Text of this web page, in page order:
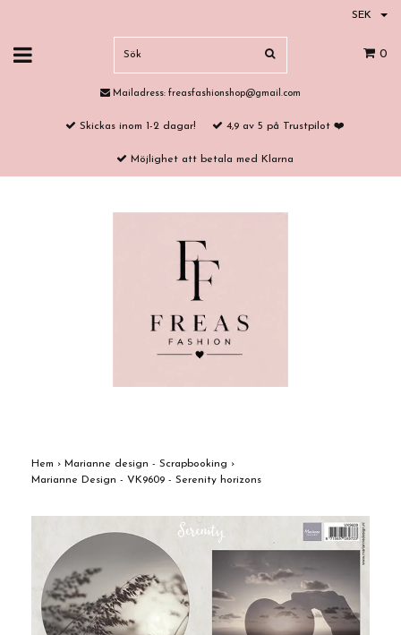
SEK
0
Mailadress: freasfashionshop@gmail.com
Skickas inom 1-2 dagar! 4,9 av 5 på Trustpilot ❤️
Möjlighet att betala med Klarna
Hem › Marianne design - Scrapbooking ›
Marianne Design - VK9609 - Serenity horizons